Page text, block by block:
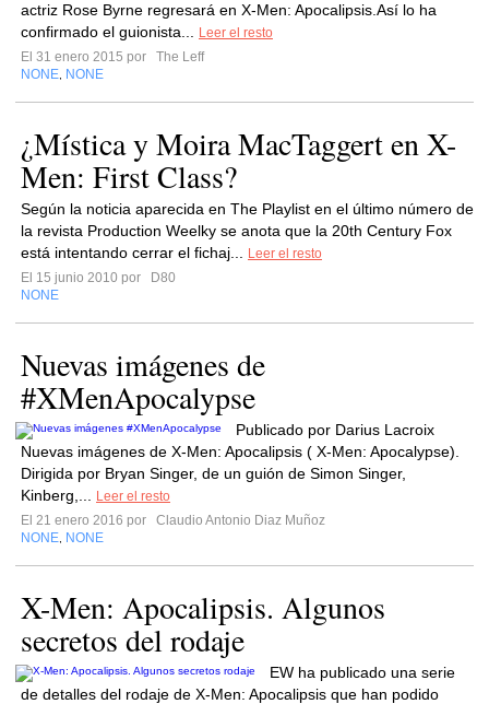
actriz Rose Byrne regresará en X-Men: Apocalipsis.Así lo ha
confirmado el guionista...
Leer el resto
El 31 enero 2015 por
The Leff
NONE NONE
¿Mística y Moira MacTaggert en X-
Men: First Class?
Según la noticia aparecida en The Playlist en el último número de
la revista Production Weelky se anota que la 20th Century Fox
está intentando cerrar el fichaj...
Leer el resto
El 15 junio 2010 por
D80
NONE
Nuevas imágenes de
#XMenApocalypse
Publicado por Darius Lacroix
Nuevas imágenes de X-Men: Apocalipsis ( X-Men: Apocalypse).
Dirigida por Bryan Singer, de un guión de Simon Singer,
Kinberg,...
Leer el resto
El 21 enero 2016 por
Claudio Antonio Diaz Muñoz
NONE NONE
X-Men: Apocalipsis. Algunos
secretos del rodaje
EW ha publicado una serie
de detalles del rodaje de X-Men: Apocalipsis que han podido